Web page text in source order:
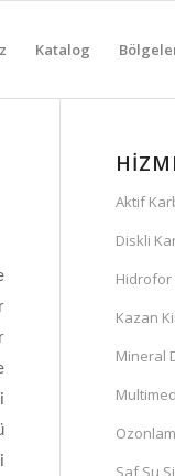
Katalog
Aktif
Diskli
Hidrofor
Kazan
Mineral
Saf Su